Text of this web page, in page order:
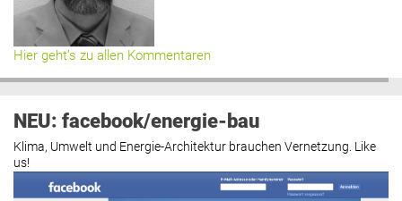
Hier geht’s zu allen Kommentaren
NEU: facebook/energie-bau
Klima, Umwelt und Energie-Architektur brauchen Vernetzung. Like
us!